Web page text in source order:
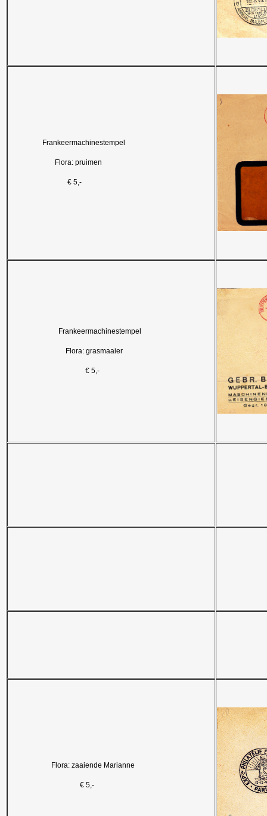
Frankeermachinestempel
Flora: pruimen
€ 5,-
Frankeermachinestempel
Flora: grasmaaier
€ 5,-
Flora: zaaiende Marianne
€ 5,-